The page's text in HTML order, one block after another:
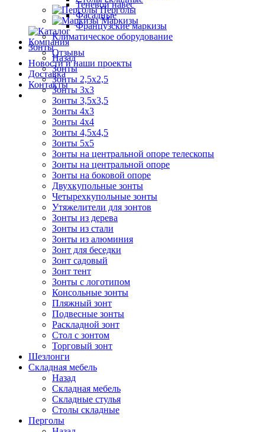
Перголы
Маркизы
Компания
Отзывы
Новости и наши проекты
Доставка
Контакты
Теневой навес
Фасадные
Французские маркизы
Климатическое оборудование
Зонты
Назад
Зонты
Зонты 2,5х2,5
Зонты 3х3
Зонты 3,5х3,5
Зонты 4х3
Зонты 4х4
Зонты 4,5х4,5
Зонты 5х5
Зонты на центральной опоре телескопы
Зонты на центральной опоре
Зонты на боковой опоре
Двухкупольные зонты
Четырехкупольные зонты
Утяжелители для зонтов
Зонты из дерева
Зонты из стали
Зонты из алюминия
Зонт для беседки
Зонт садовый
Зонт тент
Зонты с логотипом
Консольные зонты
Пляжный зонт
Подвесные зонты
Раскладной зонт
Стол с зонтом
Торговый зонт
Шезлонги
Складная мебель
Назад
Складная мебель
Складные стулья
Столы складные
Перголы